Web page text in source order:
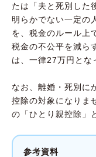
たは「夫と死別した
明らかでない一定の
を、税金のルール上
税金の不公平を減ら
は、一律27万円とな
なお、離婚・死別に
控除の対象になりま
の「ひとり親控除」
参考資料